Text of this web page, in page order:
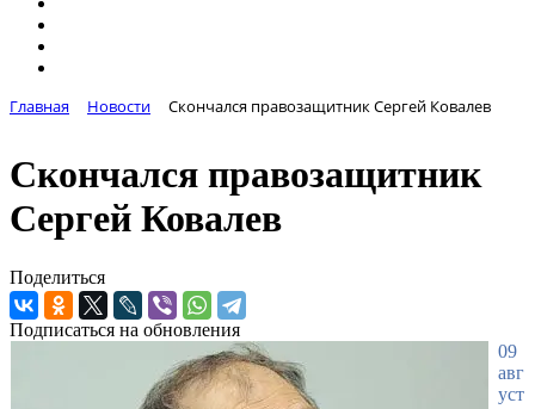
Главная Новости Скончался правозащитник Сергей Ковалев
Скончался правозащитник
Сергей Ковалев
Поделиться
Подписаться на обновления
09
авг
уст